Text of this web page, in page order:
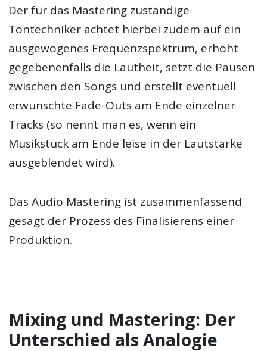
Der für das Mastering zuständige
Tontechniker achtet hierbei zudem auf ein
ausgewogenes Frequenzspektrum, erhöht
gegebenenfalls die Lautheit, setzt die Pausen
zwischen den Songs und erstellt eventuell
erwünschte Fade-Outs am Ende einzelner
Tracks (so nennt man es, wenn ein
Musikstück am Ende leise in der Lautstärke
ausgeblendet wird).
Das Audio Mastering ist zusammenfassend
gesagt der Prozess des Finalisierens einer
Produktion.
Mixing und Mastering: Der
Unterschied als Analogie